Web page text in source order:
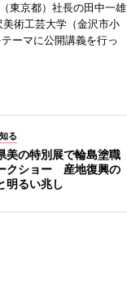
東京都）社長の田中一雄
術工芸大学（金沢市小
ーマに公開講義を行っ
る
美の特別展で輪島塗職
クショー 産地復興の
明るい兆し